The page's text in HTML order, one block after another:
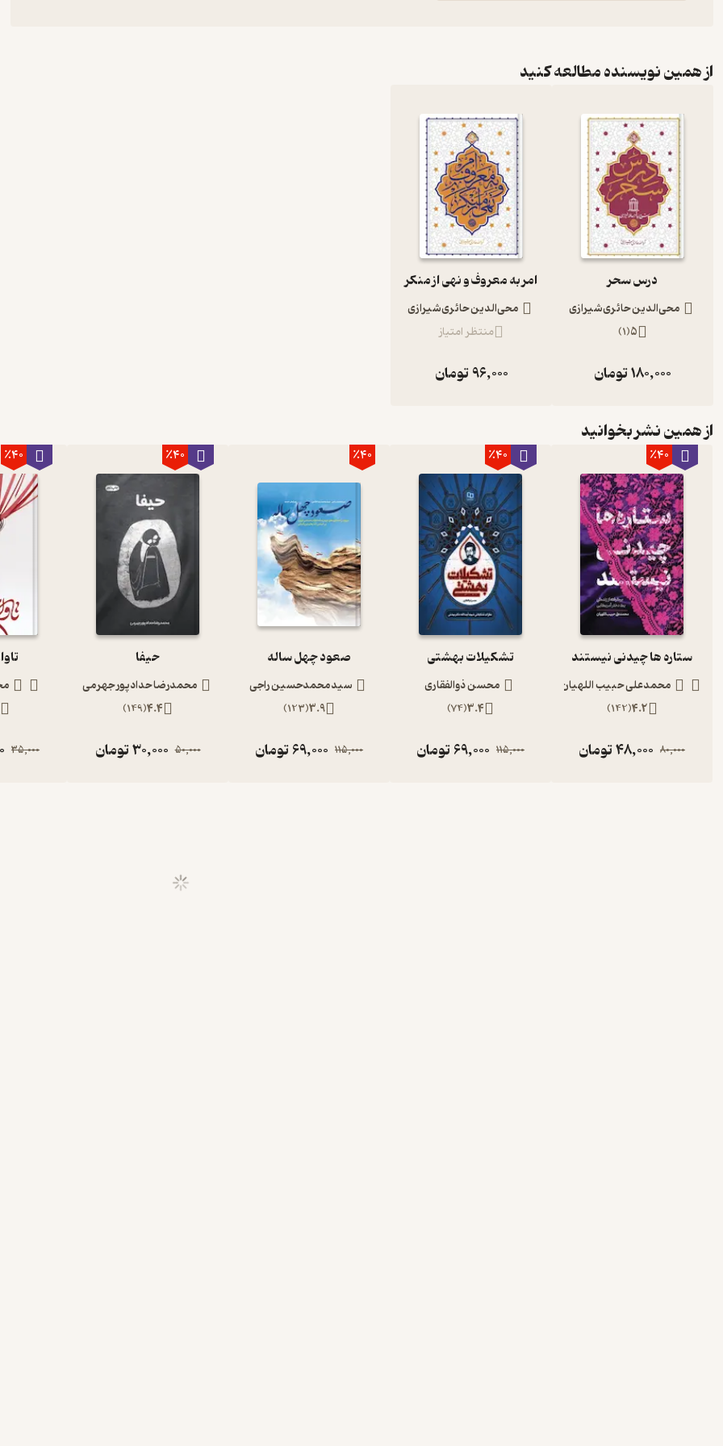
از همین نویسنده مطالعه کنید
درس سحر
محی‌الدین حائری‌شیرازی
5
(
1
)
180,000تومان
امر به معروف و نهی از منکر
محی‌الدین حائری‌شیرازی
منتظر امتیاز
96,000تومان
از همین نشر بخوانید
٪40
ستاره ها چیدنی نیستند
محمدعلی حبیب اللهیان
4.2
(
142
)
80,000
48,000تومان
٪40
تشکیلات بهشتی
محسن ذوالفقاری
3.4
(
74
)
115,000
69,000تومان
٪40
صعود چهل ساله
سیدمحمدحسین راجی
3.9
(
123
)
115,000
69,000تومان
٪40
حیفا
محمدرضا حدادپور جهرمی
4.4
(
149
)
50,000
30,000تومان
٪40
35,000